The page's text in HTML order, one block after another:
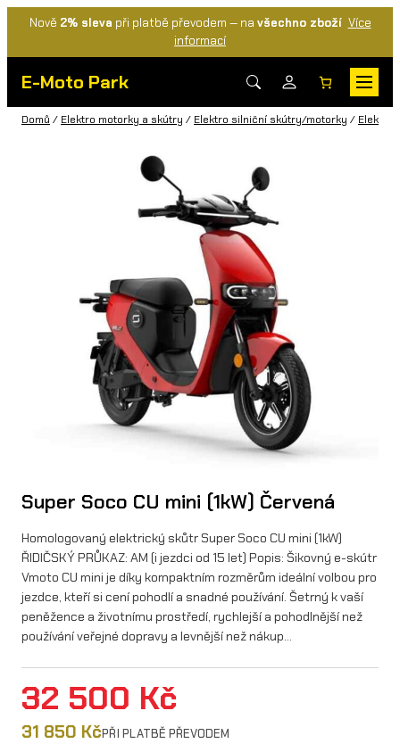
Nově 2% sleva při platbě převodem — na všechno zboží Více
informací
E-Moto Park
Domů / Elektro motorky a skútry / Elektro silniční skútry/motorky /
Super Soco CU mini (1kW) Červená
Homologovaný elektrický skůtr Super Soco CU mini (1kW)
ŘIDIČSKÝ PRŮKAZ: AM (i jezdci od 15 let) Popis: Šikovný e-skútr
Vmoto CU mini je díky kompaktním rozměrům ideální volbou pro
jezdce, kteří si cení pohodlí a snadné používání. Šetrný k vaší
peněžence a životnímu prostředí, rychlejší a pohodlnější než
používání veřejné dopravy a levnější než nákup…
32 500 Kč
31 850 KčPŘI PLATBĚ PŘEVODEM